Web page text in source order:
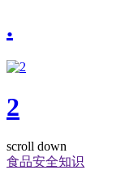
.
2
scroll down
食品安全知识